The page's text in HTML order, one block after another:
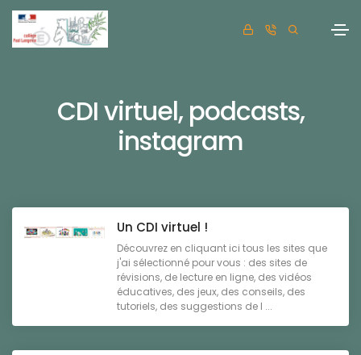
CDI virtuel, podcasts,
instagram
Un CDI virtuel !
Découvrez en cliquant ici tous les sites que
j'ai sélectionné pour vous : des sites de
révisions, de lecture en ligne, des vidéos
éducatives, des jeux, des conseils, des
tutoriels, des suggestions de l ...